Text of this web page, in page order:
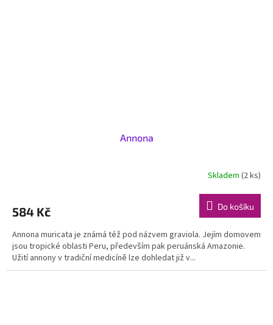
Annona
Skladem (2 ks)
584 Kč Do košíku
Annona muricata je známá též pod názvem graviola. Jejím domovem
jsou tropické oblasti Peru, především pak peruánská Amazonie.
Užití annony v tradiční medicíně lze dohledat již v...